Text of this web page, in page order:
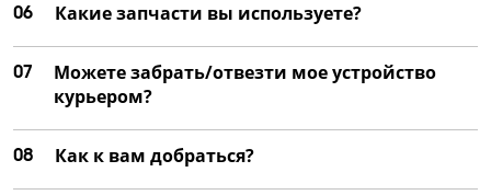
06 Какие запчасти вы используете?
07
Можете забрать/отвезти мое устройство
курьером?
08 Как к вам добраться?